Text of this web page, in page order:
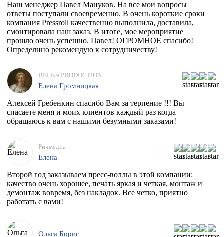
Наш менеджер Павел Мануков. На все мои вопросы
ответы поступали своевременно. В очень короткие сроки
компания Pressroll качественно выполнила, доставила,
смонтировала наш заказ. В итоге, мое мероприятие
прошло очень успешно. Павел! ОГРОМНОЕ спасибо!
Определнно рекомендую к сотрудничеству!
BELKA PRODUCTION
Елена Громницкая
Алексей Гребенкин спасибо Вам за терпение !!! Вы
спасаете меня и моих клиентов каждый раз когда
обращаюсь к вам с нашими безумными заказами!
Ричмедиа
Елена
Второй год заказываем пресс-воллы в этой компании:
качество очень хорошее, печать яркая и четкая, монтаж и
демонтаж вовремя, без накладок. Все четко, приятно
работать с вами!
Ольга Борис